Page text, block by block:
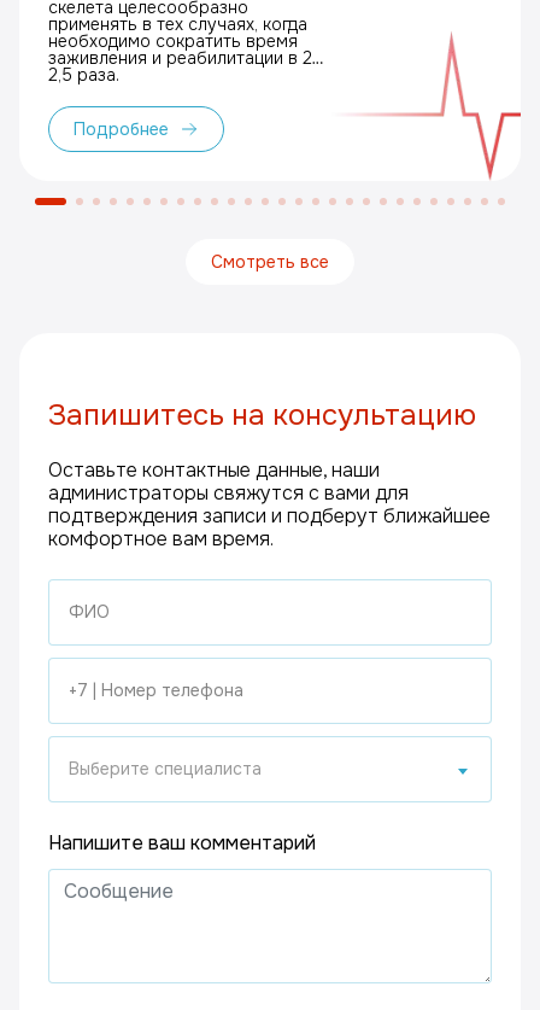
скелета целесообразно
применять в тех случаях, когда
необходимо сократить время
заживления и реабилитации в 2–
2,5 раза.
Подробнее
Смотреть все
Запишитесь на консультацию
Оставьте контактные данные, наши
администраторы свяжутся с вами для
подтверждения записи и подберут ближайшее
комфортное вам время.
Выберите специалиста
Напишите ваш комментарий